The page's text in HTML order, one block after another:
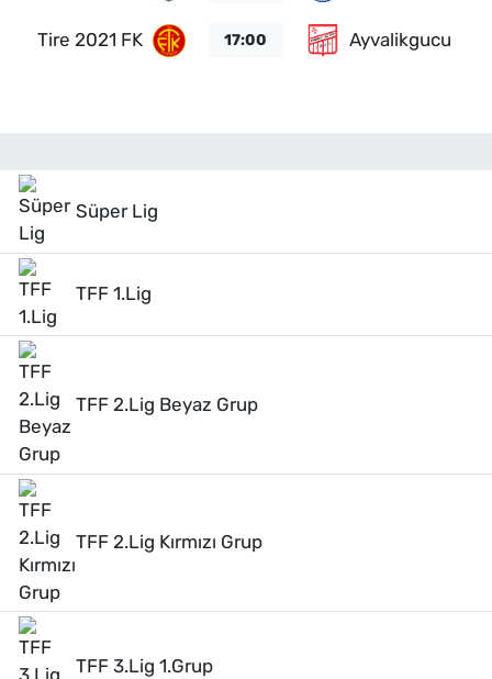
Tire 2021 FK 17:00 Ayvalikgucu
Süper Lig
TFF 1.Lig
TFF 2.Lig Beyaz Grup
TFF 2.Lig Kırmızı Grup
TFF 3.Lig 1.Grup